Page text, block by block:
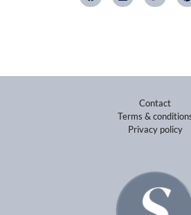
Contact
Terms &
Privacy policy